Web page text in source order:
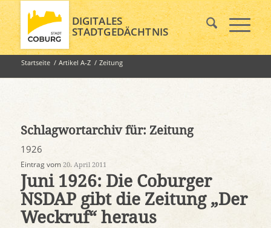
DIGITALES
STADTGEDÄCHTNIS
Startseite / Artikel A-Z / Zeitung
Schlagwortarchiv für: Zeitung
1926
Eintrag vom 20. April 2011
Juni 1926: Die Coburger
NSDAP gibt die Zeitung „Der
Weckruf“ heraus